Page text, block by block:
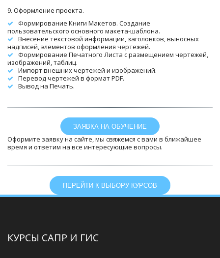
9. Оформление проекта.
Формирование Книги Макетов. Создание
пользовательского основного макета-шаблона.
Внесение текстовой информации, заголовков, выносных
надписей, элементов оформления чертежей.
Формирование Печатного Листа с размещением чертежей,
изображений, таблиц.
Импорт внешних чертежей и изображений.
Перевод чертежей в формат PDF.
Вывод на Печать.
ЗАЯВКА НА ОБУЧЕНИЕ
Оформите заявку на сайте, мы свяжемся с вами в ближайшее
время и ответим на все интересующие вопросы.
ПЕРЕЙТИ К ВЫБОРУ КУРСОВ
КУРСЫ САПР И ГИС